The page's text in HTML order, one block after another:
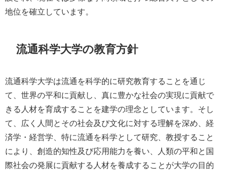
地位を確立しています。
流通科学大学の教育方針
流通科学大学は流通を科学的に研究教育することを通じ
て、世界の平和に貢献し、真に豊かな社会の実現に貢献で
きる人材を育成することを建学の理念としています。そし
て、広く人間とその社会及び文化に対する理解を深め、経
済学・経営学、特に流通を科学として研究、教授すること
により、創造的知性及び応用能力を養い、人類の平和と国
際社会の発展に貢献する人材を養成することが大学の目的